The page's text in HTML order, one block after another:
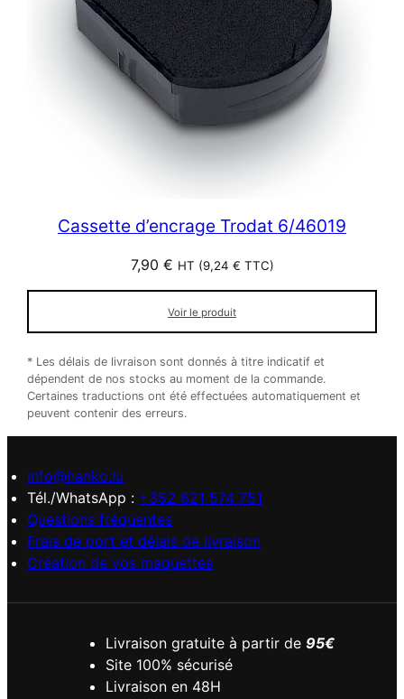
Cassette d’encrage Trodat 6/46019
7,90 € HT (9,24 € TTC)
Voir le produit
* Les délais de livraison sont donnés à titre indicatif et
dépendent de nos stocks au moment de la commande.
Certaines traductions ont été effectuées automatiquement et
peuvent contenir des erreurs.
info@hanko.lu
Tél./WhatsApp : +352 621 574 751
Questions fréquentes
Frais de port et délais de livraison
Création de vos maquettes
Livraison gratuite à partir de 95€
Site 100% sécurisé
Livraison en 48H